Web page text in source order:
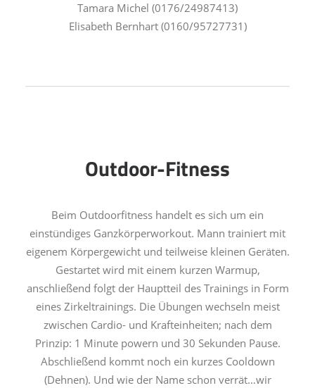
Tamara Michel (0176/24987413)
Elisabeth Bernhart (0160/95727731)
Outdoor-Fitness
Beim Outdoorfitness handelt es sich um ein
einstündiges Ganzkörperworkout. Mann trainiert mit
eigenem Körpergewicht und teilweise kleinen Geräten.
Gestartet wird mit einem kurzen Warmup,
anschließend folgt der Hauptteil des Trainings in Form
eines Zirkeltrainings. Die Übungen wechseln meist
zwischen Cardio- und Krafteinheiten; nach dem
Prinzip: 1 Minute powern und 30 Sekunden Pause.
Abschließend kommt noch ein kurzes Cooldown
(Dehnen). Und wie der Name schon verrät…wir